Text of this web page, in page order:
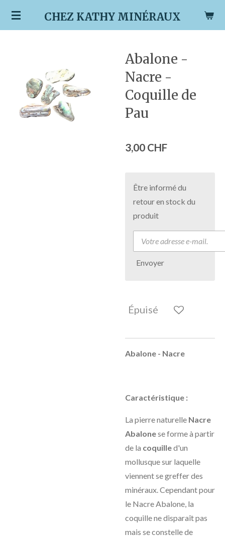
Passer
CHEZ KATHY MINÉRAUX
Abalone -
Nacre -
Coquille de
Pau
3,00 CHF
Être informé du
retour en stock du
produit
Envoyer
Épuisé
Abalone - Nacre
Caractéristique :
La pierre naturelle Nacre
Abalonese forme à partir
de la coquilled'un
mollusque sur laquelle
viennent se greffer des
minéraux. Cependant pour
le Nacre Abalone, la
coquille ne disparaît pas
mais se constelle de